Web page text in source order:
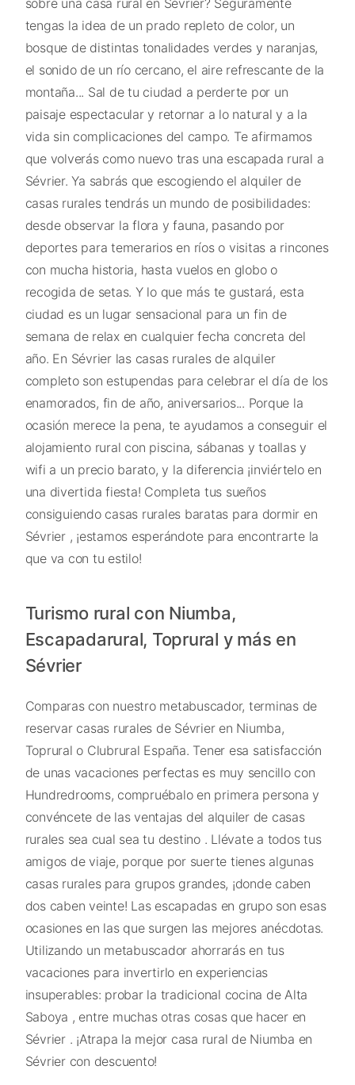
tengas la idea de un prado repleto de color, un
bosque de distintas tonalidades verdes y naranjas,
el sonido de un río cercano, el aire refrescante de la
montaña... Sal de tu ciudad a perderte por un
paisaje espectacular y retornar a lo natural y a la
vida sin complicaciones del campo. Te afirmamos
que volverás como nuevo tras una escapada rural a
Sévrier. Ya sabrás que escogiendo el alquiler de
casas rurales tendrás un mundo de posibilidades:
desde observar la flora y fauna, pasando por
deportes para temerarios en ríos o visitas a rincones
con mucha historia, hasta vuelos en globo o
recogida de setas. Y lo que más te gustará, esta
ciudad es un lugar sensacional para un fin de
semana de relax en cualquier fecha concreta del
año. En Sévrier las casas rurales de alquiler
completo son estupendas para celebrar el día de los
enamorados, fin de año, aniversarios... Porque la
ocasión merece la pena, te ayudamos a conseguir el
alojamiento rural con piscina, sábanas y toallas y
wifi a un precio barato, y la diferencia ¡inviértelo en
una divertida fiesta! Completa tus sueños
consiguiendo casas rurales baratas para dormir en
Sévrier , ¡estamos esperándote para encontrarte la
que va con tu estilo!
Turismo rural con Niumba,
Escapadarural, Toprural y más en
Sévrier
Comparas con nuestro metabuscador, terminas de
reservar casas rurales de Sévrier en Niumba,
Toprural o Clubrural España. Tener esa satisfacción
de unas vacaciones perfectas es muy sencillo con
Hundredrooms, compruébalo en primera persona y
convéncete de las ventajas del alquiler de casas
rurales sea cual sea tu destino . Llévate a todos tus
amigos de viaje, porque por suerte tienes algunas
casas rurales para grupos grandes, ¡donde caben
dos caben veinte! Las escapadas en grupo son esas
ocasiones en las que surgen las mejores anécdotas.
Utilizando un metabuscador ahorrarás en tus
vacaciones para invertirlo en experiencias
insuperables: probar la tradicional cocina de Alta
Saboya , entre muchas otras cosas que hacer en
Sévrier . ¡Atrapa la mejor casa rural de Niumba en
Sévrier con descuento!